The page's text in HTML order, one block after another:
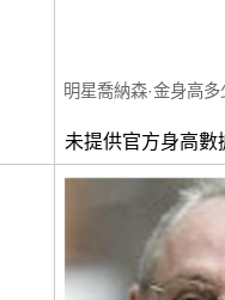
明星喬納森·金身高多
未提供官方身高數